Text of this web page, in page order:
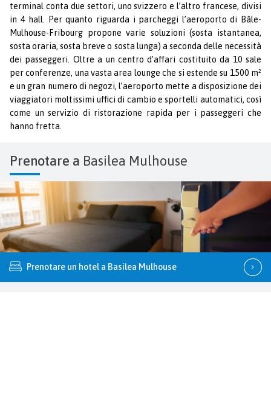
terminal conta due settori, uno svizzero e l’altro francese, divisi
in 4 hall. Per quanto riguarda i parcheggi l’aeroporto di Bâle-
Mulhouse-Fribourg propone varie soluzioni (sosta istantanea,
sosta oraria, sosta breve o sosta lunga) a seconda delle necessità
dei passeggeri. Oltre a un centro d’affari costituito da 10 sale
per conferenze, una vasta area lounge che si estende su 1500 m²
e un gran numero di negozi, l’aeroporto mette a disposizione dei
viaggiatori moltissimi uffici di cambio e sportelli automatici, così
come un servizio di ristorazione rapida per i passeggeri che
hanno fretta.
Prenotare a Basilea Mulhouse
Prenotare un hotel a Basilea Mulhouse